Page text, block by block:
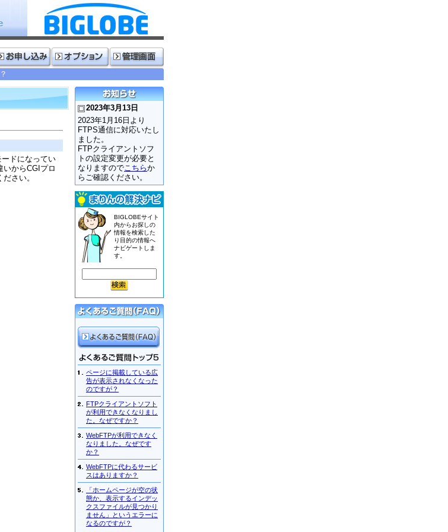
ドになってい
いからCGIプロ
さい。
2023年3月13日
2023年1月16日より
FTPS通信に対応いたし
ました。
FTPクライアントソフ
トの設定変更が必要と
なりますので こちらか
らご確認ください。
BIGLOBEサイト
内からお探しの
情報を検索した
り目的の情報へ
ナビゲートしま
す。
ページに掲載している広
告が表示されなくなった
のですが？
FTPクライアントソフト
が利用できなくなりまし
た。なぜですか？
WebFTPが利用できなく
なりました。なぜです
か？
WebFTPに代わるサービ
スはありますか？
「ホームページが空の状
態か、表示するインデッ
クスファイルが見つかり
ません」というエラーに
なるのですが？